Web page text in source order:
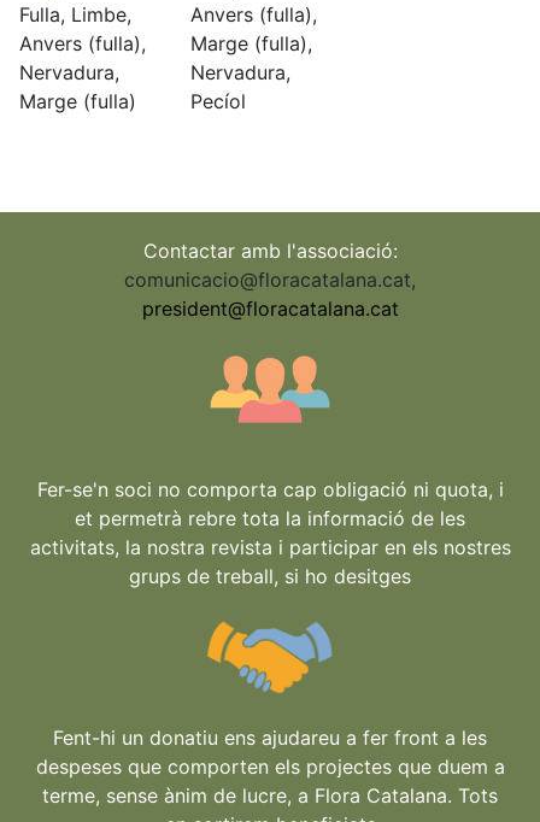
Fulla, Limbe,
Anvers (fulla),
Nervadura,
Marge (fulla)
Anvers (fulla),
Marge (fulla),
Nervadura,
Pecíol
Contactar amb l'associació:
comunicacio@floracatalana.cat,
president@floracatalana.cat
Fer-se'n soci no comporta cap obligació ni quota, i
et permetrà rebre tota la informació de les
activitats, la nostra revista i participar en els nostres
grups de treball, si ho desitges
Fent-hi un donatiu ens ajudareu a fer front a les
despeses que comporten els projectes que duem a
terme, sense ànim de lucre, a Flora Catalana. Tots